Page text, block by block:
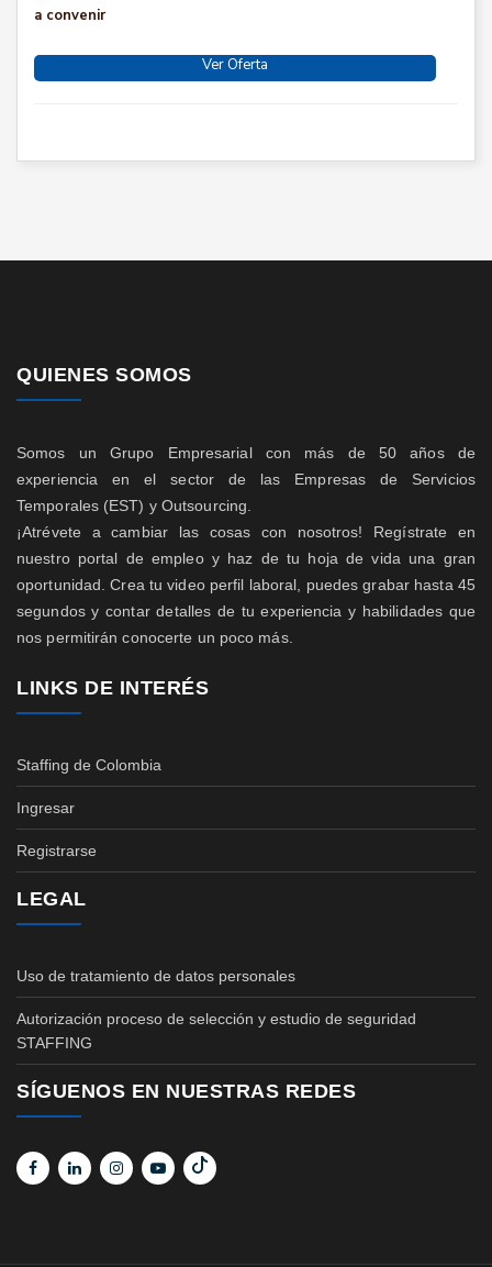
a convenir
Ver Oferta
QUIENES SOMOS
Somos un Grupo Empresarial con más de 50 años de
experiencia en el sector de las Empresas de Servicios
Temporales (EST) y Outsourcing.
¡Atrévete a cambiar las cosas con nosotros! Regístrate en
nuestro portal de empleo y haz de tu hoja de vida una gran
oportunidad. Crea tu video perfil laboral, puedes grabar hasta 45
segundos y contar detalles de tu experiencia y habilidades que
nos permitirán conocerte un poco más.
LINKS DE INTERÉS
Staffing de Colombia
Ingresar
Registrarse
LEGAL
Uso de tratamiento de datos personales
Autorización proceso de selección y estudio de seguridad
STAFFING
SÍGUENOS EN NUESTRAS REDES